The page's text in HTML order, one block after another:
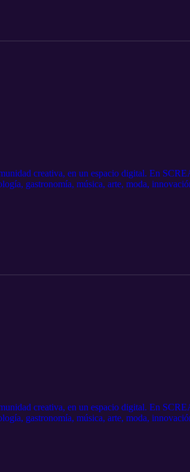
creativa, en un espacio digital. En
gastronomía, música, arte, moda,
tinyurl.com/45txpt72 Instagram: https://
creativa, en un espacio digital. En
gastronomía, música, arte, moda,
tinyurl.com/45txpt72 Instagram: https://